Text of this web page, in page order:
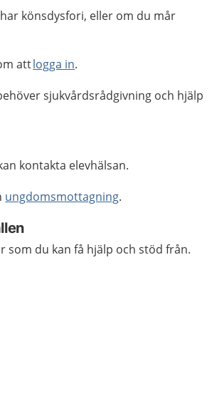
könsdysfori, eller om du mår
attlogga in.
sjukvårdsrådgivning och hjälp
kontakta elevhälsan.
ungdomsmottagning.
du kan få hjälp och stöd från.